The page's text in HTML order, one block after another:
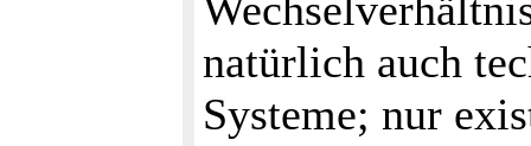
natürlich auch
Systeme; nur